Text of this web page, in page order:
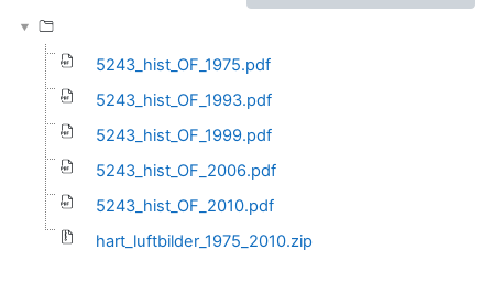
5243_hist_OF_1975.pdf
5243_hist_OF_1993.pdf
5243_hist_OF_1999.pdf
5243_hist_OF_2006.pdf
5243_hist_OF_2010.pdf
hart_luftbilder_1975_2010.zip